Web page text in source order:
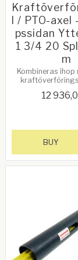
l / PTO-axel
pssidan
1 3/4 20
m
Kombineras ihop
relaterade
12
BUY